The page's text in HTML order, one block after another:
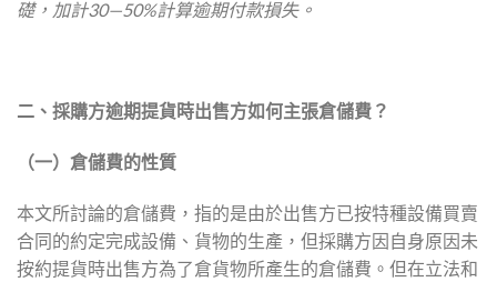
礎，加計30—50%計算逾期付款損失。
二、採購方逾期提貨時出售方如何主張倉儲費？
（一）倉儲費的性質
本文所討論的倉儲費，指的是由於出售方已按特種設備買賣
合同的約定完成設備、貨物的生產，但採購方因自身原因未
按約提貨時出售方為了倉貨物所產生的倉儲費。但在立法和